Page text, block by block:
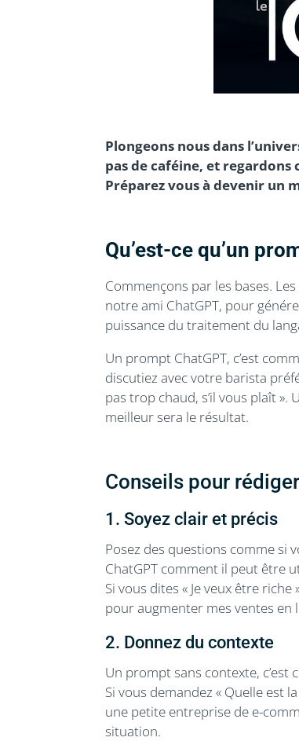
Plongeons nous dans
pas de caféine, et
Préparez vous à devenir un
Qu’est-ce qu’un
Commençons par les bases. Les
notre ami ChatGPT, pour
puissance du traitement du
Un prompt ChatGPT, c’est
discutiez avec votre barista
pas trop chaud, s’il vous plaît
meilleur sera le résultat.
Conseils pour
1. Soyez clair et précis
Posez des questions comme si
ChatGPT comment il peut être
Si vous dites « Je veux être
pour augmenter mes ventes en
2. Donnez du contexte
Un prompt sans contexte, c’est
Si vous demandez « Quelle est
une petite entreprise de e-
situation.